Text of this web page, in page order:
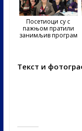
Посетиоци су с
пажњом пратили
занимљив програм
Текст и